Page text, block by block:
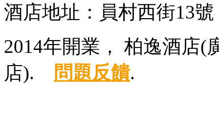
酒店地址：員村西街13
2014年開業， 柏逸酒店(
店).
問題反饋.